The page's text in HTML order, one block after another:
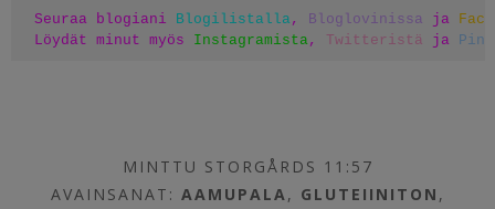
Seuraa blogiani Blogilistalla, Bloglovinissa ja
Löydät minut myös Instagramista, Twitteristä ja
MINTTU STORGÅRDS 11:57
AVAINSANAT:AAMUPALA , GLUTEIINITON ,